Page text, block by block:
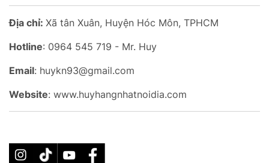
Địa chỉ: Xã tân Xuân, Huyện Hóc Môn, TPHCM
Hotline: 0964 545 719 - Mr. Huy
Email: huykn93@gmail.com
Website: www.huyhangnhatnoidia.com